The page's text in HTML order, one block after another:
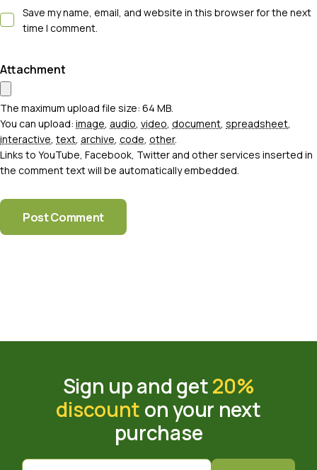
Save my name, email, and website in this browser for the next
time I comment.
Attachment
The maximum upload file size: 64 MB.
You can upload: image audio video document spreadsheet
interactive text archive code other.
Links to YouTube, Facebook, Twitter and other services inserted in
the comment text will be automatically embedded.
Post Comment
Sign up and get20%
discount on your next
purchase